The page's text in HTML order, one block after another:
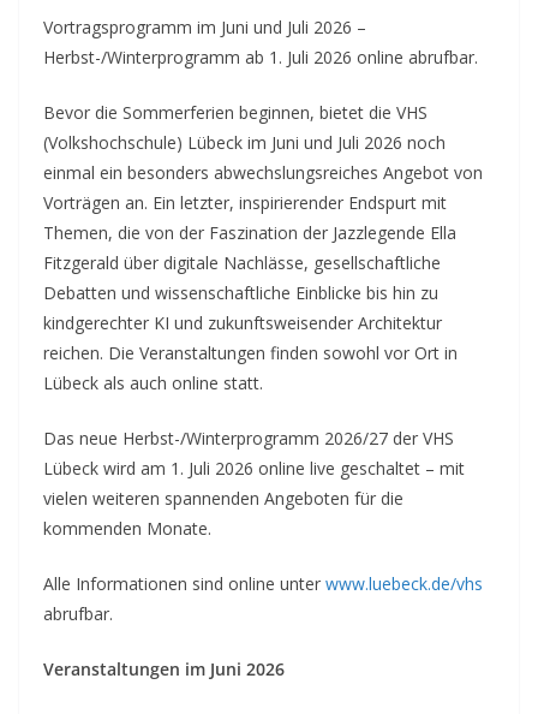
Vortragsprogramm im Juni und Juli 2026 –
Herbst-/Winterprogramm ab 1. Juli 2026 online abrufbar.
Bevor die Sommerferien beginnen, bietet die VHS
(Volkshochschule) Lübeck im Juni und Juli 2026 noch
einmal ein besonders abwechslungsreiches Angebot von
Vorträgen an. Ein letzter, inspirierender Endspurt mit
Themen, die von der Faszination der Jazzlegende Ella
Fitzgerald über digitale Nachlässe, gesellschaftliche
Debatten und wissenschaftliche Einblicke bis hin zu
kindgerechter KI und zukunftsweisender Architektur
reichen. Die Veranstaltungen finden sowohl vor Ort in
Lübeck als auch online statt.
Das neue Herbst-/Winterprogramm 2026/27 der VHS
Lübeck wird am 1. Juli 2026 online live geschaltet – mit
vielen weiteren spannenden Angeboten für die
kommenden Monate.
Alle Informationen sind online unter www.luebeck.de/vhs
abrufbar.
Veranstaltungen im Juni 2026